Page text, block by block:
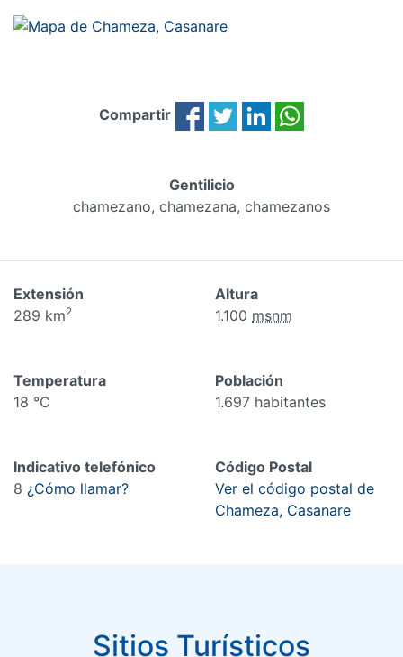
Compartir
Gentilicio
chamezano, chamezana, chamezanos
Extensión
289 km2
Altura
1.100 msnm
Temperatura
18 °C
Población
1.697 habitantes
Indicativo telefónico
8 ¿Cómo llamar?
Código Postal
Ver el código postal de
Chameza, Casanare
Sitios Turísticos